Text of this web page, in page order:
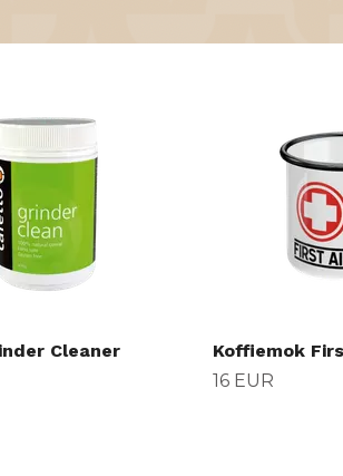
Cleaner
Koffiemok
16 EUR